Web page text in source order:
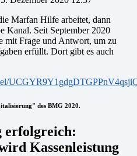
Marfan Hilfe arbeitet, dann
Kanal. Seit September 2020
mit Frage und Antwort, um zu
erfüllt. Dort gibt es auch
des BMG 2020.
erfolgreich:
Kassenleistung